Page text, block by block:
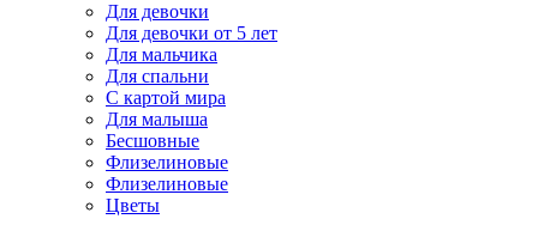
Для девочки
Для девочки от 5 лет
Для мальчика
Для спальни
С картой мира
Для малыша
Бесшовные
Флизелиновые
Флизелиновые
Цветы